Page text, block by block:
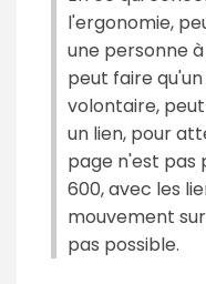
l'ergonomie,
une personne
peut faire
volontaire,
un lien, pour
page n'est pas
600, avec les
mouvement
pas possible.